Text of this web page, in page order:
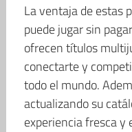
La ventaja de estas
puede jugar sin
ofrecen títulos
conectarte y
todo el mundo.
actualizando su
experiencia fresca y